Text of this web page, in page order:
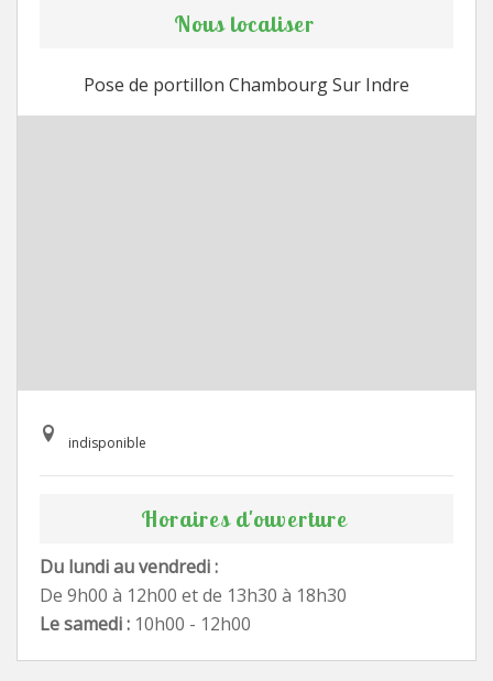
Nous localiser
Pose de portillon Chambourg Sur Indre
indisponible
Horaires d'ouverture
Du lundi au vendredi :
De 9h00 à 12h00 et de 13h30 à 18h30
Le samedi : 10h00 - 12h00